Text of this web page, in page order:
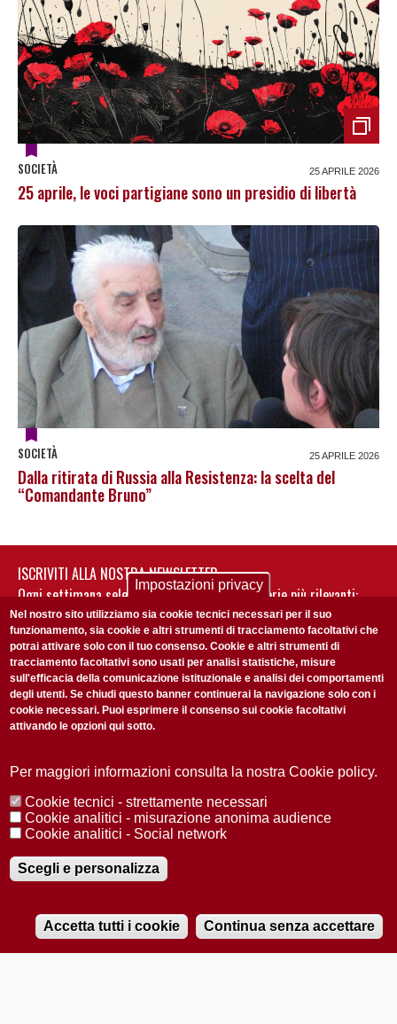
Audio
SOCIETÀ 25 APRILE 2026
25 aprile, le voci partigiane sono un presidio di libertà
SOCIETÀ 25 APRILE 2026
Dalla ritirata di Russia alla Resistenza: la scelta del
“Comandante Bruno”
ISCRIVITI ALLA NOSTRA NEWSLETTER
Ogni settimana selezioniamo per te nostre storie più rilevanti:
non perderti gli aggiornamenti della nostra newsletter
Accetto laPrivacy Policy
Redazione Copyright Privacy
Area stampa
© 2025 Università di Padova
Registrazione presso il Tribunale di Padova n. 2097/2012 del 18 giugno
2012
Impostazioni privacy
Nel nostro sito utilizziamo sia cookie tecnici necessari per il suo
funzionamento, sia cookie e altri strumenti di tracciamento facoltativi che
potrai attivare solo con il tuo consenso. Cookie e altri strumenti di
tracciamento facoltativi sono usati per analisi statistiche, misure
sull'efficacia della comunicazione istituzionale e analisi dei comportamenti
degli utenti. Se chiudi questo banner continuerai la navigazione solo con i
cookie necessari. Puoi esprimere il consenso sui cookie facoltativi
attivando le opzioni qui sotto.
Per maggiori informazioni consulta la nostra Cookie policy.
Cookie tecnici - strettamente necessari
Cookie analitici - misurazione anonima audience
Cookie analitici - Social network
Scegli e personalizza
Accetta tutti i cookie Continua senza accettare